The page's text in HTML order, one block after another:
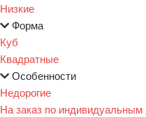
Низкие
Форма
Куб
Квадратные
Особенности
Недорогие
На заказ по